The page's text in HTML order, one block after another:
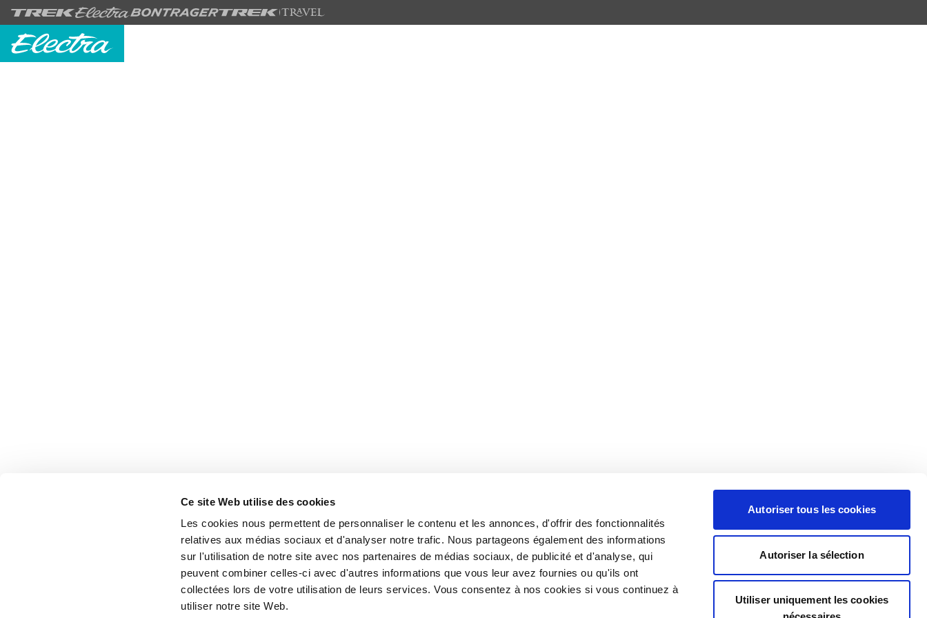
Ce site Web utilise des cookies
Les cookies nous permettent de personnaliser le contenu et les annonces, d'offrir des fonctionnalités
relatives aux médias sociaux et d'analyser notre trafic. Nous partageons également des informations
sur l'utilisation de notre site avec nos partenaires de médias sociaux, de publicité et d'analyse, qui
peuvent combiner celles-ci avec d'autres informations que vous leur avez fournies ou qu'ils ont
collectées lors de votre utilisation de leurs services. Vous consentez à nos cookies si vous continuez à
utiliser notre site Web.
Autoriser tous les cookies
Autoriser la sélection
Utiliser uniquement les cookies